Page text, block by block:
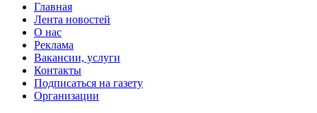
Главная
Лента новостей
О нас
Реклама
Вакансии, услуги
Контакты
Подписаться на газету
Организации